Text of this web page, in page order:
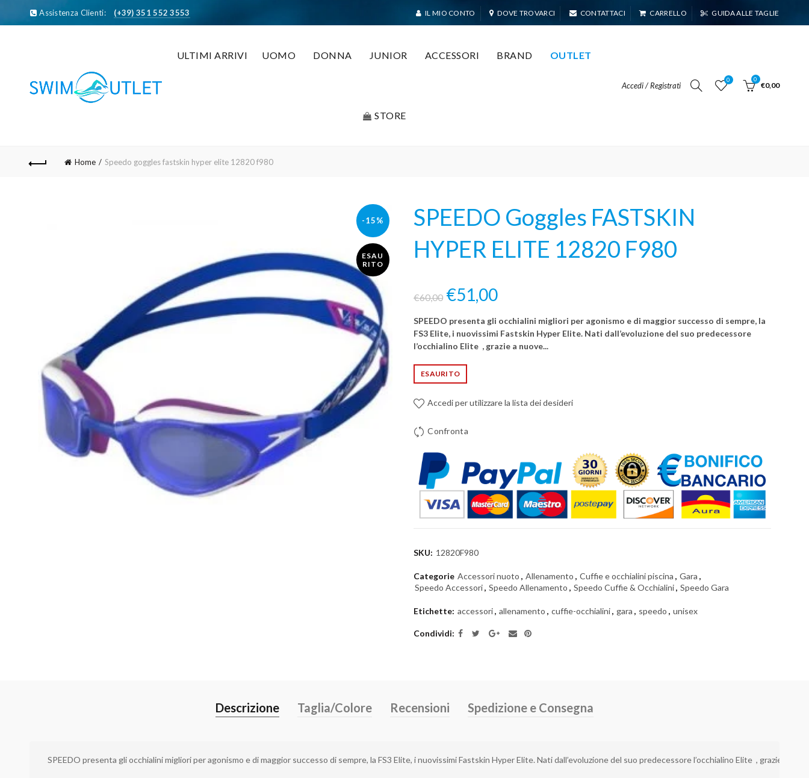
Assistenza Clienti: (+39) 351 552 3553 IL MIO CONTO DOVE TROVARCI CONTATTACI CARRELLO GUIDA ALLE TAGLIE
ULTIMI ARRIVI UOMO DONNA JUNIOR ACCESSORI BRAND OUTLET
STORE
Accedi / Registrati
0 0
€0,00
Home Speedo goggles fastskin hyper elite 12820 f980
-15%
ESAU
RITO
SPEEDO Goggles FASTSKIN
HYPER ELITE 12820 F980
€60,00 €51,00
SPEEDO presenta gli occhialini migliori per agonismo e di maggior successo di sempre, la
FS3 Elite, i nuovissimi Fastskin Hyper Elite. Nati dall’evoluzione del suo predecessore
l’occhialino Elite , grazie a nuove...
ESAURITO
Accedi per utilizzare la lista dei desideri
Confronta
SKU: 12820F980
Categorie Accessori nuoto , Allenamento , Cuffie e occhialini piscina , Gara ,
Speedo Accessori, Speedo Allenamento , Speedo Cuffie & Occhialini, Speedo Gara
Etichette: accessori, allenamento , cuffie-occhialini, gara , speedo , unisex
Condividi
Descrizione Taglia/Colore Recensioni Spedizione e Consegna
SPEEDO presenta gli occhialini migliori per agonismo e di maggior successo di sempre, la FS3 Elite, i nuovissimi Fastskin Hyper Elite. Nati dall’evoluzione del suo predecessore l’occhialino Elite , grazie a